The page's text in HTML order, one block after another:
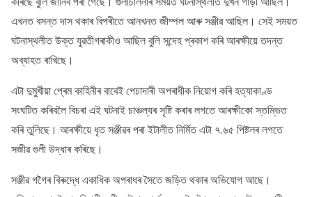
এখনত বসন্ত দাস থকাৰ বিপৰীতে আনখনত জীম্পল আৰু সঞ্জীৱ আছিল। সেই সময়ত
ঘটনাস্থলীত উক্ত যুৱতীগৰাকীও আছিল বুলি সন্দেহ প্ৰকাশ কৰি আৰক্ষীয়ে তদন্ত
অব্যাহত ৰাখিছে।
এটা দুমুখীয়া প্ৰেম কাহিনীৰ বাবেই পেচাদাৰী অপৰাধীক নিয়োগ কৰি হত্যাকাণ্ড
সংঘটিত কৰিবলৈ বিচৰা এই ঘটনাই চাঞ্চল্যৰ সৃষ্টি কৰাৰ লগতে আৰক্ষীকো স্তম্ভিত
কৰি তুলিছে। আৰক্ষীয়ে ধৃত সঞ্জীৱৰ পৰা ইটালীত নিৰ্মিত এটা ৭.৬৫ পিষ্টলৰ লগতে
সজীৱ গুলী উদ্ধাৰ কৰিছে।
সঞ্জীৱ গগৈৰ বিৰুদ্ধে একাধিক অপৰাধৰ সৈতে জড়িত থকাৰ অভিযোগ আছে।